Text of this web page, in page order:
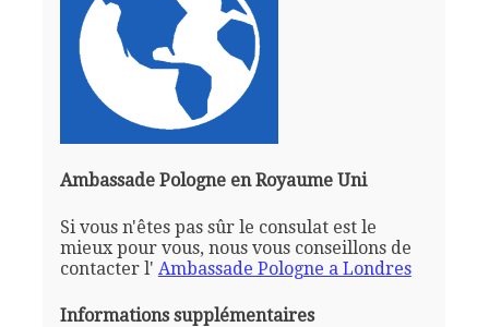
Ambassade Pologne en Royaume Uni
Si vous n'êtes pas sûr le consulat est le
mieux pour vous, nous vous conseillons de
contacter l' Ambassade Pologne a Londres
Informations supplémentaires